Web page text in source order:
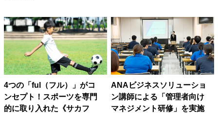
4つの「ful（フル）」がコ
ンセプト！スポーツを専門
的に取り入れた《サカフ
ANAビジネスソリューショ
ン講師による「管理者向け
マネジメント研修」を実施